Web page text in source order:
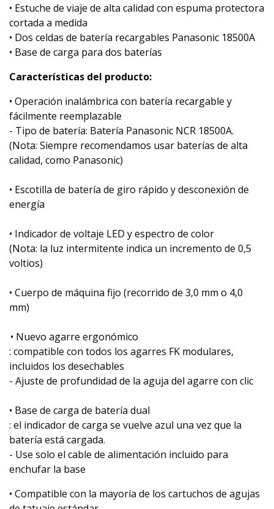
• Estuche de viaje de alta calidad con espuma protectora
cortada a medida
• Dos celdas de batería recargables Panasonic 18500A
• Base de carga para dos baterías
Características del producto:
• Operación inalámbrica con batería recargable y
fácilmente reemplazable
- Tipo de batería: Batería Panasonic NCR 18500A.
(Nota: Siempre recomendamos usar baterías de alta
calidad, como Panasonic)
• Escotilla de batería de giro rápido y desconexión de
energía
• Indicador de voltaje LED y espectro de color
(Nota: la luz intermitente indica un incremento de 0,5
voltios)
• Cuerpo de máquina fijo (recorrido de 3,0 mm o 4,0
mm)
• Nuevo agarre ergonómico
: compatible con todos los agarres FK modulares,
incluidos los desechables
- Ajuste de profundidad de la aguja del agarre con clic
• Base de carga de batería dual
: el indicador de carga se vuelve azul una vez que la
batería está cargada.
- Use solo el cable de alimentación incluido para
enchufar la base
• Compatible con la mayoría de los cartuchos de agujas